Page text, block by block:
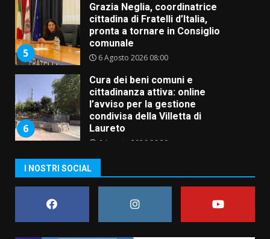
5
Grazia Neglia, coordinatrice
cittadina di Fratelli d’Italia,
pronta a tornare in Consiglio
comunale
6 Agosto 2026 08:00
6
Cura dei beni comuni e
cittadinanza attiva: online
l’avviso per la gestione
condivisa della Villetta di
Laureto
6 Agosto 2026 06:20
assoluta de “L’Albergo
Belvedere. Il rapimento”
6 Agosto 2026 06:15
I NOSTRI SOCIAL